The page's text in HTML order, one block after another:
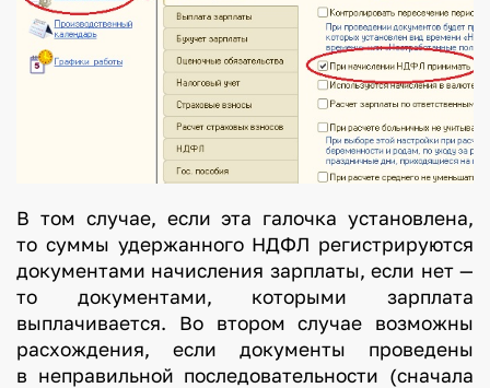
В том случае, если эта галочка установлена,
то суммы удержанного НДФЛ регистрируются
документами начисления зарплаты, если нет —
то документами, которыми зарплата
выплачивается. Во втором случае возможны
расхождения, если документы проведены
в неправильной последовательности (сначала